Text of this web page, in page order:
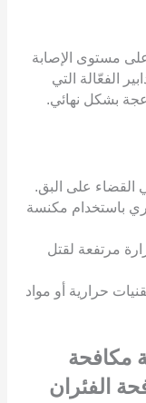
مستوى الإصابة
الفعّالة التي
بشكل نهائي.
القضاء على البق.
باستخدام مكنسة
مرتفعة لقتل
حرارية أو مواد
مكافحة
الفئران